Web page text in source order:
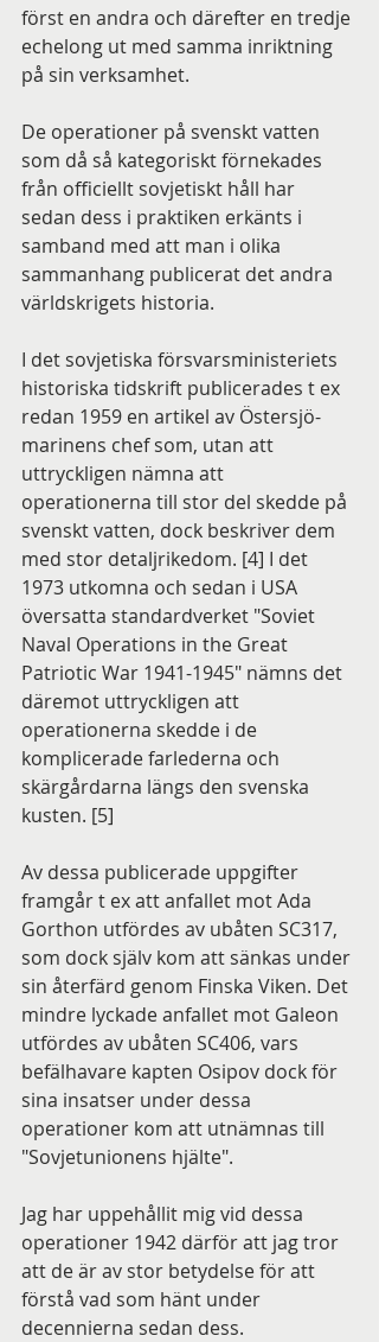
först en andra och därefter en tredje
echelong ut med samma inriktning
på sin verksamhet.
De operationer på svenskt vatten
som då så kategoriskt förnekades
från officiellt sovjetiskt håll har
sedan dess i praktiken erkänts i
samband med att man i olika
sammanhang publicerat det andra
världskrigets historia.
I det sovjetiska försvarsministeriets
historiska tidskrift publicerades t ex
redan 1959 en artikel av Östersjö-
marinens chef som, utan att
uttryckligen nämna att
operationerna till stor del skedde på
svenskt vatten, dock beskriver dem
med stor detaljrikedom. [4] I det
1973 utkomna och sedan i USA
översatta standardverket "Soviet
Naval Operations in the Great
Patriotic War 1941-1945" nämns det
däremot uttryckligen att
operationerna skedde i de
komplicerade farlederna och
skärgårdarna längs den svenska
kusten. [5]
Av dessa publicerade uppgifter
framgår t ex att anfallet mot Ada
Gorthon utfördes av ubåten SC317,
som dock själv kom att sänkas under
sin återfärd genom Finska Viken. Det
mindre lyckade anfallet mot Galeon
utfördes av ubåten SC406, vars
befälhavare kapten Osipov dock för
sina insatser under dessa
operationer kom att utnämnas till
"Sovjetunionens hjälte".
Jag har uppehållit mig vid dessa
operationer 1942 därför att jag tror
att de är av stor betydelse för att
förstå vad som hänt under
decennierna sedan dess.